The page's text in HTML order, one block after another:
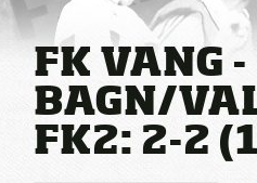
FK VANG -
BAGN/
FK2: 2-2